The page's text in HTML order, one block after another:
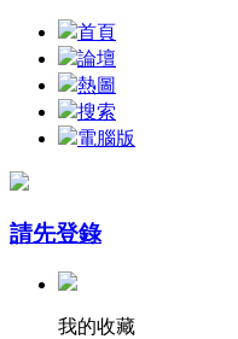
首頁
論壇
熱圖
搜索
電腦版
請先登錄
我的收藏